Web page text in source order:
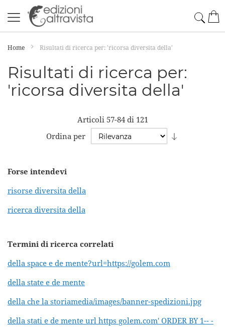
al
contenuto
Home Risultati di ricerca per: 'ricorsa diversita della'
Risultati di ricerca per:
'ricorsa diversita della'
Articoli 57-84di 121
Ordina per
Forse intendevi
risorse diversita della
ricerca diversita della
Termini di ricerca correlati
della space e de mente?url=https://golem.com
della state e de mente
della che la storiamedia/images/banner-spedizioni.jpg
della stati e de mente url https golem.com' ORDER BY 1-- -